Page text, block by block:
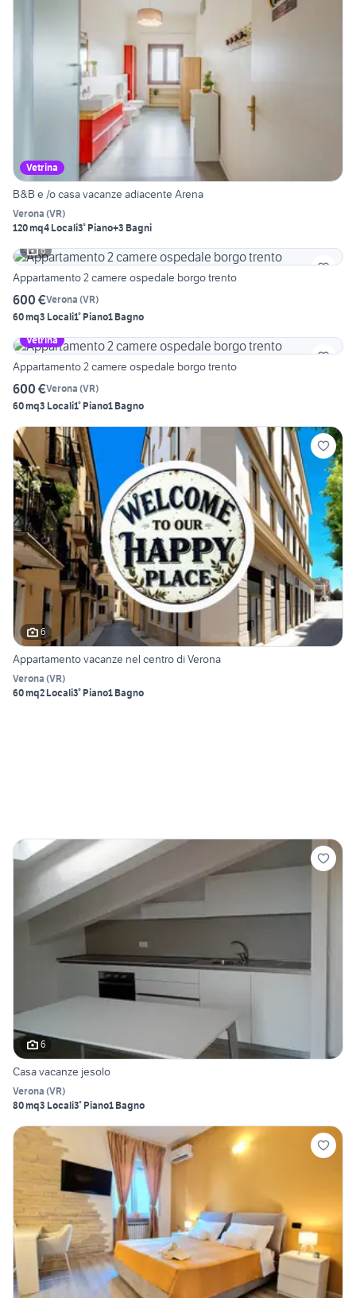
Vetrina
B&B e /o casa vacanze adiacente Arena
Verona (VR)
120 mq4 Locali3° Piano+3 Bagni
6
Appartamento 2 camere ospedale borgo trento
600 €Verona (VR)
60 mq3 Locali1° Piano1 Bagno
Vetrina
Appartamento 2 camere ospedale borgo trento
600 €Verona (VR)
60 mq3 Locali1° Piano1 Bagno
6
Appartamento vacanze nel centro di Verona
Verona (VR)
60 mq2 Locali3° Piano1 Bagno
6
Casa vacanze jesolo
Verona (VR)
80 mq3 Locali3° Piano1 Bagno